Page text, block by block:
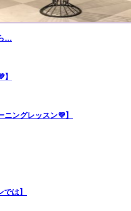
…
ニングレッスン💜】
は】